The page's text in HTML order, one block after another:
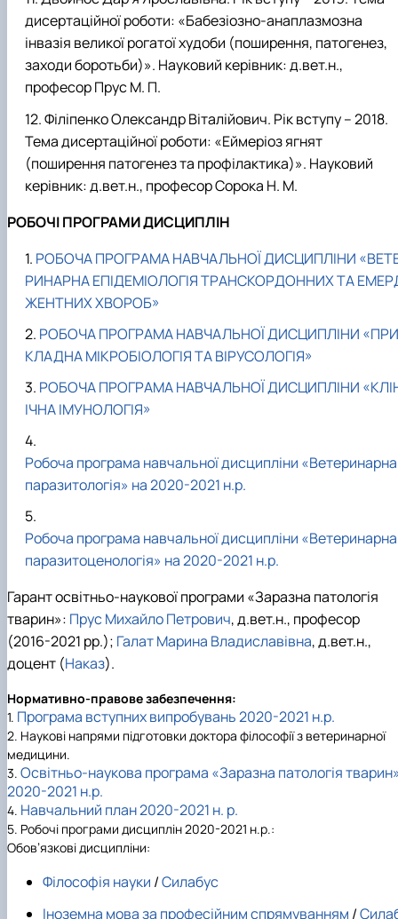
дисертаційної роботи: «Бабезіозно-анаплазмозна
інвазія великої рогатої худоби (поширення, патогенез,
заходи боротьби)». Науковий керівник: д.вет.н.,
професор Прус М. П.
Філіпенко Олександр Віталійович. Рік вступу – 2018.
Тема дисертаційної роботи: «Еймеріоз ягнят
(поширення патогенез та профілактика)». Науковий
керівник: д.вет.н., професор Сорока Н. М.
РОБОЧІ ПРОГРАМИ ДИСЦИПЛІН
РОБОЧА ПРОГРАМА НАВЧАЛЬНОЇ ДИСЦИПЛІНИ
РИНАРНА ЕПІДЕМІОЛОГІЯ ТРАНСКОРДОННИХ ТА
ЖЕНТНИХ ХВОРОБ»
РОБОЧА ПРОГРАМА НАВЧАЛЬНОЇ ДИСЦИПЛІНИ «ПРИ
КЛАДНА МІКРОБІОЛОГІЯ ТА ВІРУСОЛОГІЯ»
РОБОЧА ПРОГРАМА НАВЧАЛЬНОЇ ДИСЦИПЛІНИ
ІЧНА ІМУНОЛОГІЯ»
Робоча програма навчальної дисципліни «Ветеринарна
паразитологія» на 2020-2021 н.р.
Робоча програма навчальної дисципліни «Ветеринарна
паразитоценологія» на 2020-2021 н.р.
Гарант освітньо-наукової програми «Заразна патологія
тварин»: Прус Михайло Петрович, д.вет.н., професор
(2016-2021 рр.); Галат Марина Владиславівна, д.вет.н.,
доцент (Наказ).
Нормативно-правове забезпечення:
1. Програма вступних випробувань2020-2021 н.р.
2. Наукові напрями підготовки доктора філософії з ветеринарної
медицини.
3. Освітньо-наукова програма «Заразна патологія
2020-2021 н.р.
4. Навчальний план2020-2021 н. р.
5. Робочі програми дисциплін2020-2021 н.р.:
Обов’язкові дисципліни:
Філософія науки /Силабус
Іноземна мова за професійним спрямуванням /